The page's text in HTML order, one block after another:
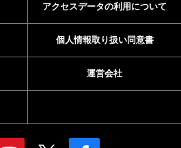
アクセスデータの利用について
個人情報取り扱い同意書
運営会社